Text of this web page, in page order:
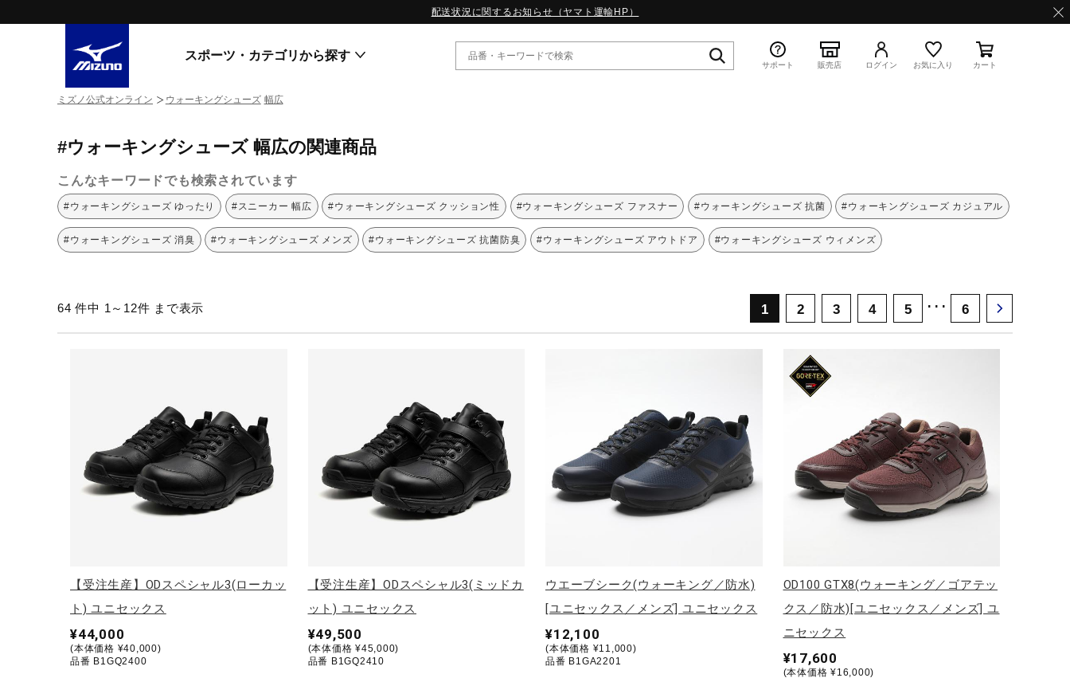
配送状況に関するお知らせ（ヤマト運輸HP）
スポーツ・カテゴリから探す
ライフスタイルウエア
ランニング
サッカー／フットサル
卓球
ソフトボール
ワーキング
ウォーキングシューズ
ライフスタイルグッズ
インナー
WAVE PROPHECY
MORELIA LS
WAVE RIDER
MXR
ゴアテックス
W.PROPHECY1｜特集
WP MAGIC MITA｜特集
WP STRAP｜特集
スペシャルカラーパック｜特集
スニーカー商品をすべて見る
サポート 販売店 ログイン お気に入り カート
ミズノ公式オンライン ウォーキングシューズ 幅広
#ウォーキングシューズ 幅広の関連商品
こんなキーワードでも検索されています
#ウォーキングシューズ ゆったり #スニーカー 幅広 #ウォーキングシューズ クッション性 #ウォーキングシューズ ファスナー #ウォーキングシューズ 抗菌 #ウォーキングシューズ カジュアル
#ウォーキングシューズ 消臭 #ウォーキングシューズ メンズ #ウォーキングシューズ 抗菌防臭 #ウォーキングシューズ アウトドア #ウォーキングシューズ ウィメンズ
64 件中 1～12件 まで表示 1 2 3 4 5 ･･･ 6
【受注生産】ODスペシャル3(ローカッ
ト) ユニセックス
¥44,000
(本体価格 ¥40,000)
品番 B1GQ2400
【受注生産】ODスペシャル3(ミッドカ
ット) ユニセックス
¥49,500
(本体価格 ¥45,000)
品番 B1GQ2410
ウエーブシーク(ウォーキング／防水)
[ユニセックス／メンズ] ユニセックス
¥12,100
(本体価格 ¥11,000)
品番 B1GA2201
OD100 GTX8(ウォーキング／ゴアテッ
クス／防水)[ユニセックス／メンズ] ユ
ニセックス
¥17,600
(本体価格 ¥16,000)